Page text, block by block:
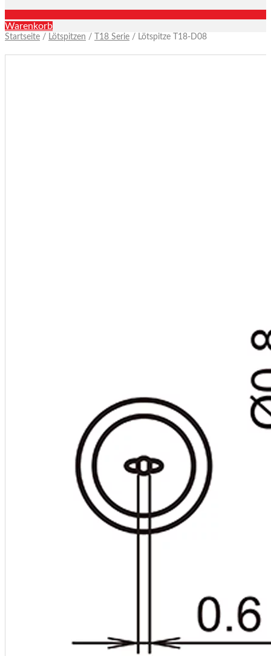
Warenkorb
Startseite / Lötspitzen / T18 Serie / Lötspitze T18-D08